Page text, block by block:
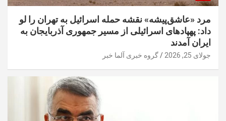
مرد «عاشق‌پیشه» نقشه حمله اسرائیل به تهران را لو
داد: پهپادهای اسرائیلی از مسیر جمهوری آذربایجان به
ایران آمدند
جولای 25, 2026 گروه خبری آلما خبر